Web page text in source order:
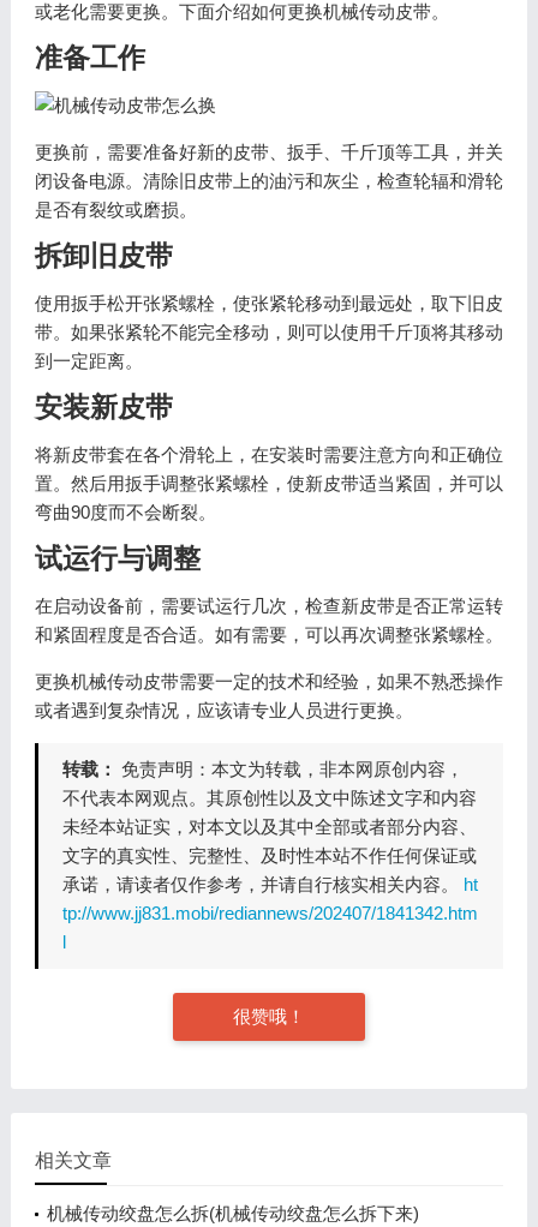
或老化需要更换。下面介绍如何更换机械传动皮带。
准备工作
更换前，需要准备好新的皮带、扳手、千斤顶等工具，并关
闭设备电源。清除旧皮带上的油污和灰尘，检查轮辐和滑轮
是否有裂纹或磨损。
拆卸旧皮带
使用扳手松开张紧螺栓，使张紧轮移动到最远处，取下旧皮
带。如果张紧轮不能完全移动，则可以使用千斤顶将其移动
到一定距离。
安装新皮带
将新皮带套在各个滑轮上，在安装时需要注意方向和正确位
置。然后用扳手调整张紧螺栓，使新皮带适当紧固，并可以
弯曲90度而不会断裂。
试运行与调整
在启动设备前，需要试运行几次，检查新皮带是否正常运转
和紧固程度是否合适。如有需要，可以再次调整张紧螺栓。
更换机械传动皮带需要一定的技术和经验，如果不熟悉操作
或者遇到复杂情况，应该请专业人员进行更换。
转载： 免责声明：本文为转载，非本网原创内容，
不代表本网观点。其原创性以及文中陈述文字和内容
未经本站证实，对本文以及其中全部或者部分内容、
文字的真实性、完整性、及时性本站不作任何保证或
承诺，请读者仅作参考，并请自行核实相关内容。 ht
tp://www.jj831.mobi/rediannews/202407/1841342.htm
l
很赞哦！
相关文章
机械传动绞盘怎么拆(机械传动绞盘怎么拆下来)